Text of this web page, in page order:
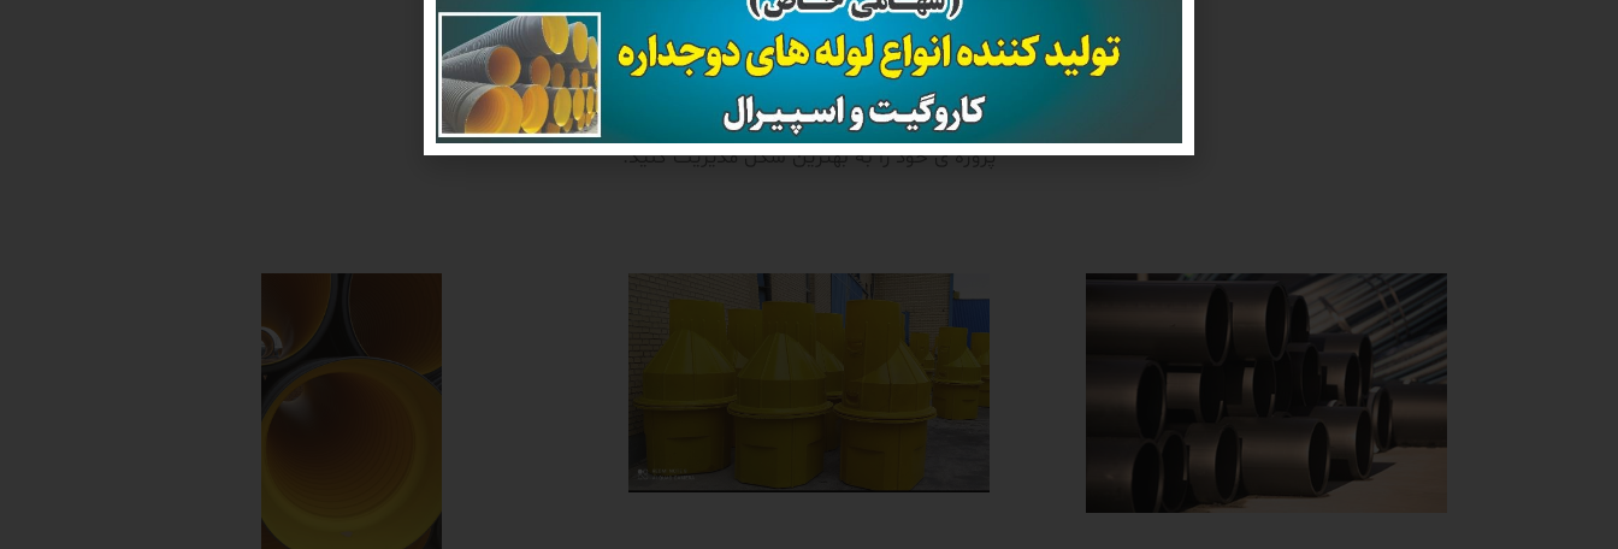
برای انتخاب بهتر و مناسب تر نیازمند تجربه ای خواهید بود که کارشناسان
مجرب شرکت قدیر لوله پاسارگاد به صورت رایگان در اختیار شما قرار خواهند
داد تا با صرفه جویی در هزینه و زمان محصول مناسب خود را انتخاب کنید و
پروژه ی خود را به بهترین شکل مدیریت کنید.